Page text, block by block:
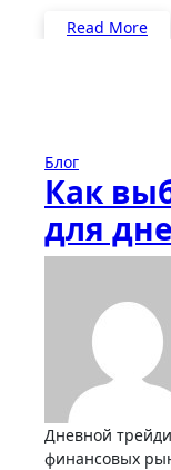
Read More
Блог
Как
для
Дневной трейдинг — это активная торговля на
финансовых